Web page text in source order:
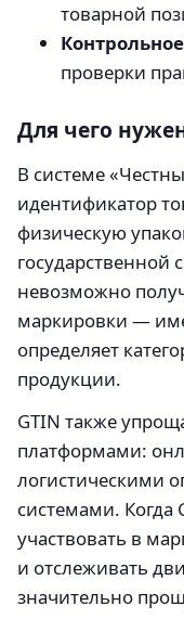
товарной
проверки
Для чего
В системе
идентификатор
физическую
государственной
невозможно
маркировки —
определяет
продукции.
GTIN также
платформами:
логистическими
системами. Когда
участвовать в
и отслеживать
значительно